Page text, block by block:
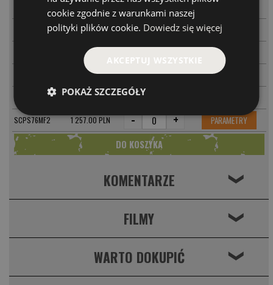
1 197.00 PLN - +
SCPS70HF2 1 317.00 PLN - + PARAMETRY
1 077.00 PLN - + PARAMETRY
1 197.00 PLN - + PARAMETRY
SCPS76MF 1 137.00 PLN -
SCPS76MF2 1 257.00 PLN - + PARAMETRY
KOMENTARZE ❮
FILMY ❮
WARTO DOKUPIĆ ❮
cookie zgodnie z warunkami naszej
polityki plików cookie. Dowiedz się więcej
AKCEPTUJ WSZYSTKIE
POKAŻ SZCZEGÓŁY